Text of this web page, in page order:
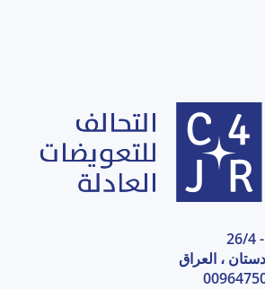
، العراق